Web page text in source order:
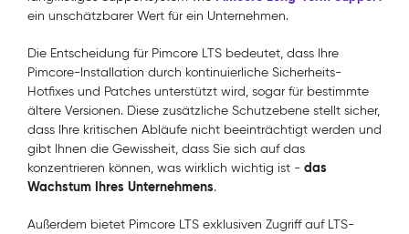
ein unschätzbarer Wert für ein Unternehmen.
Die Entscheidung für Pimcore LTS bedeutet, dass Ihre
Pimcore-Installation durch kontinuierliche Sicherheits-
Hotfixes und Patches unterstützt wird, sogar für bestimmte
ältere Versionen. Diese zusätzliche Schutzebene stellt sicher,
dass Ihre kritischen Abläufe nicht beeinträchtigt werden und
gibt Ihnen die Gewissheit, dass Sie sich auf das
konzentrieren können, was wirklich wichtig ist - das
Wachstum Ihres Unternehmens.
Außerdem bietet Pimcore LTS exklusiven Zugriff auf LTS-